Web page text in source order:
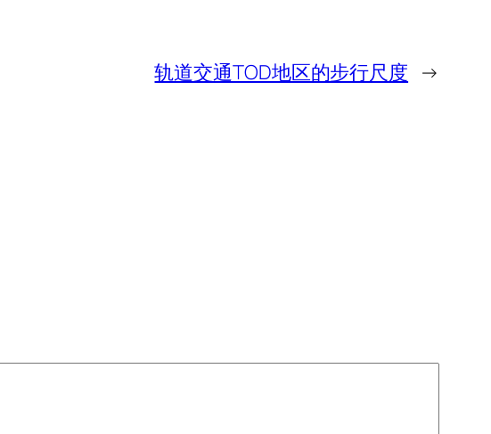
轨道交通TOD地区的步行尺度 →